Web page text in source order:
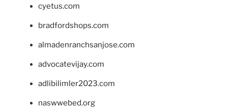
cyetus.com
bradfordshops.com
almadenranchsanjose.com
advocatevijay.com
adlibilimler2023.com
naswwebed.org